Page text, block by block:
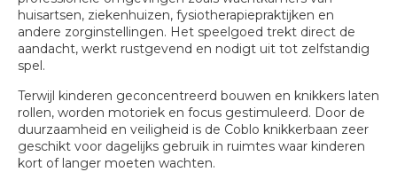
huisartsen, ziekenhuizen, fysiotherapiepraktijken en
andere zorginstellingen. Het speelgoed trekt direct de
aandacht, werkt rustgevend en nodigt uit tot zelfstandig
spel.
Terwijl kinderen geconcentreerd bouwen en knikkers laten
rollen, worden motoriek en focus gestimuleerd. Door de
duurzaamheid en veiligheid is de Coblo knikkerbaan zeer
geschikt voor dagelijks gebruik in ruimtes waar kinderen
kort of langer moeten wachten.